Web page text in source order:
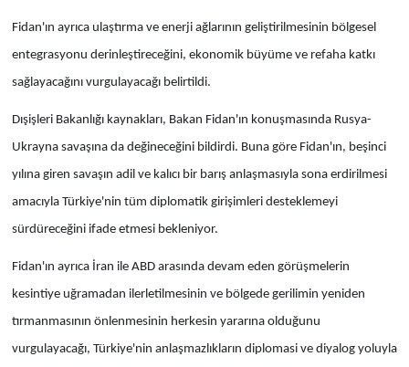
Fidan'ın ayrıca ulaştırma ve enerji ağlarının geliştirilmesinin bölgesel
entegrasyonu derinleştireceğini, ekonomik büyüme ve refaha katkı
sağlayacağını vurgulayacağı belirtildi.
Dışişleri Bakanlığı kaynakları, Bakan Fidan'ın konuşmasında Rusya-
Ukrayna savaşına da değineceğini bildirdi. Buna göre Fidan'ın, beşinci
yılına giren savaşın adil ve kalıcı bir barış anlaşmasıyla sona erdirilmesi
amacıyla Türkiye'nin tüm diplomatik girişimleri desteklemeyi
sürdüreceğini ifade etmesi bekleniyor.
Fidan'ın ayrıca İran ile ABD arasında devam eden görüşmelerin
kesintiye uğramadan ilerletilmesinin ve bölgede gerilimin yeniden
tırmanmasının önlenmesinin herkesin yararına olduğunu
vurgulayacağı, Türkiye'nin anlaşmazlıkların diplomasi ve diyalog yoluyla